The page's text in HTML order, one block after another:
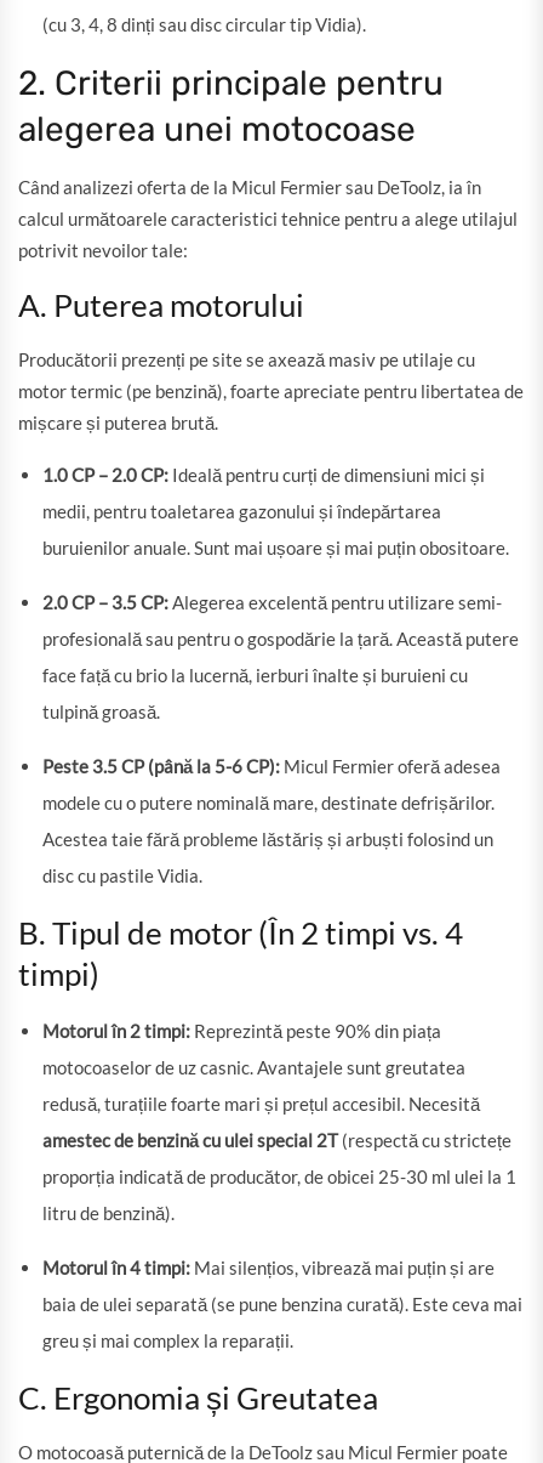
(cu 3, 4, 8 dinți sau disc circular tip Vidia).
2. Criterii principale pentru
alegerea unei motocoase
Când analizezi oferta de la Micul Fermier sau DeToolz, ia în
calcul următoarele caracteristici tehnice pentru a alege utilajul
potrivit nevoilor tale:
A. Puterea motorului
Producătorii prezenți pe site se axează masiv pe utilaje cu
motor termic (pe benzină), foarte apreciate pentru libertatea de
mișcare și puterea brută.
1.0 CP – 2.0 CP: Ideală pentru curți de dimensiuni mici și
medii, pentru toaletarea gazonului și îndepărtarea
buruienilor anuale. Sunt mai ușoare și mai puțin obositoare.
2.0 CP – 3.5 CP:Alegerea excelentă pentru utilizare semi-
profesională sau pentru o gospodărie la țară. Această putere
face față cu brio la lucernă, ierburi înalte și buruieni cu
tulpină groasă.
Peste 3.5 CP (până la 5-6 CP): Micul Fermier oferă adesea
modele cu o putere nominală mare, destinate defrișărilor.
Acestea taie fără probleme lăstăriș și arbuști folosind un
disc cu pastile Vidia.
B. Tipul de motor (În 2 timpi vs. 4
timpi)
Motorul în 2 timpi: Reprezintă peste 90% din piața
motocoaselor de uz casnic. Avantajele sunt greutatea
redusă, turațiile foarte mari și prețul accesibil. Necesită
amestec de benzină cu ulei special 2T(respectă cu strictețe
proporția indicată de producător, de obicei 25-30 ml ulei la 1
litru de benzină).
Motorul în 4 timpi: Mai silențios, vibrează mai puțin și are
baia de ulei separată (se pune benzina curată). Este ceva mai
greu și mai complex la reparații.
C. Ergonomia și Greutatea
O motocoasă puternică de la DeToolz sau Micul Fermier poate